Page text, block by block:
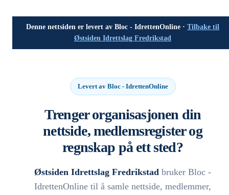
Denne nettsiden er levert av Bloc - IdrettenOnline · Tilbake til
Østsiden Idrettslag Fredrikstad
Levert av Bloc - IdrettenOnline
Trenger organisasjonen din
nettside, medlemsregister og
regnskap på ett sted?
Østsiden Idrettslag Fredrikstad bruker Bloc -
IdrettenOnline til å samle nettside, medlemmer,